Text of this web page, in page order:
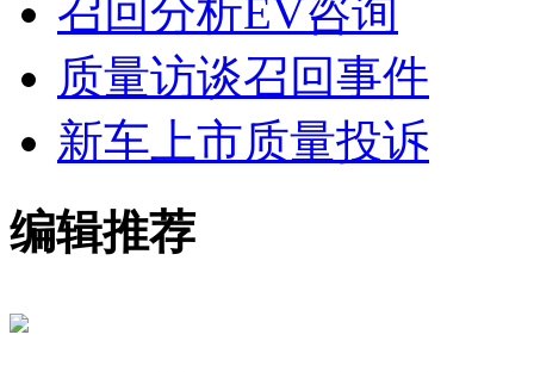
召回分析EV咨询
质量访谈召回事件
新车上市质量投诉
编辑推荐